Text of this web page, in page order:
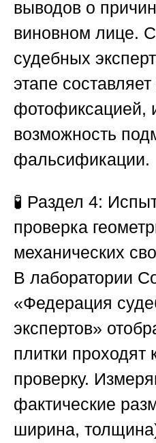
выводов о
виновном лице.
судебных
этапе
фотофиксацией,
возможность
фальсификации.
🧪 Раздел 4:
проверка
механических
В лаборатории
«Федерация
экспертов»
плитки проходят
проверку.
фактические
ширина,